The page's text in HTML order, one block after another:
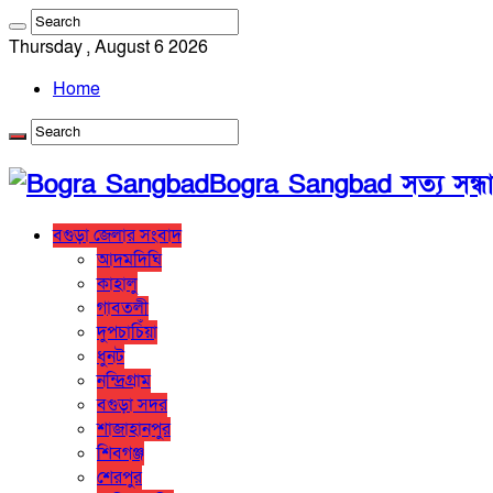
Thursday , August 6 2026
Home
Bogra Sangbad সত্য
বগুড়া জেলার সংবাদ
আদমদিঘি
কাহালু
গাবতলী
দুপচাচিঁয়া
ধুনট
নন্দ্রিগ্রাম
বগুড়া সদর
শাজাহানপুর
শিবগঞ্জ
শেরপুর